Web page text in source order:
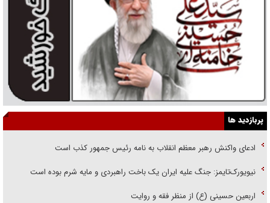
پربازدید ها
ادعای واکنش رهبر معظم انقلاب به نامه رئیس جمهور کذب است
نیویورک‌تایمز: جنگ علیه ایران یک باخت راهبردی و مایه شرم بوده است
اربعین حسینی (ع) از منظر فقه و روایت